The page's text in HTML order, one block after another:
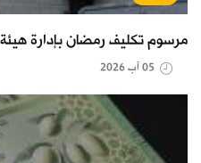
مرسوم تكليف رمضان بإدارة هيئة